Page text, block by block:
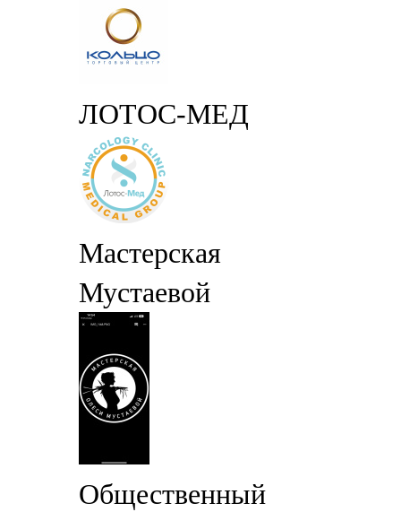
ЛОТОС-МЕД
Мастерская
Мустаевой
Общественный